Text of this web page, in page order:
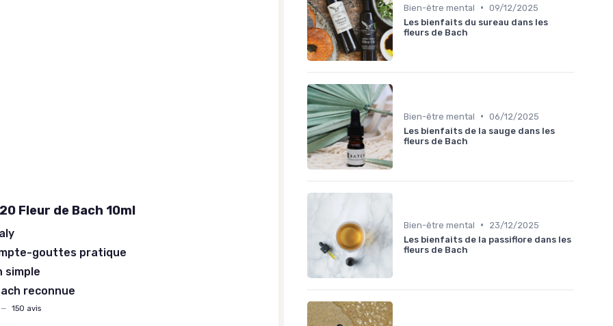
Fleur de Bach 10ml
gouttes pratique
simple
reconnue
— 150 avis
Bien-être mental • 09/12/2025
Les bienfaits du sureau dans les
fleurs de Bach
Bien-être mental • 06/12/2025
Les bienfaits de la sauge dans les
fleurs de Bach
Bien-être mental •
23/12/2025
Les bienfaits de la passiflore dans les
fleurs de Bach